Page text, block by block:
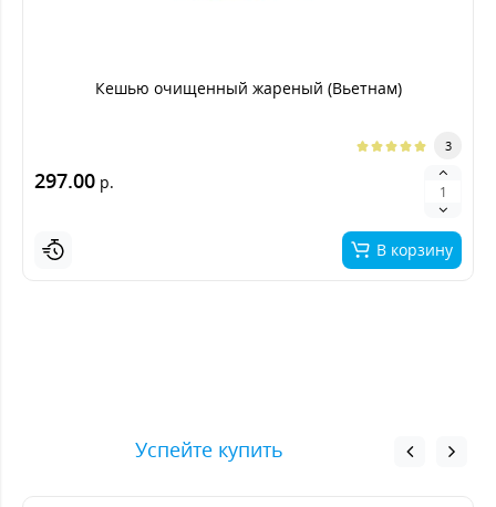
Кешью очищенный жареный (Вьетнам)
3
297.00 р.
В корзину
Успейте купить